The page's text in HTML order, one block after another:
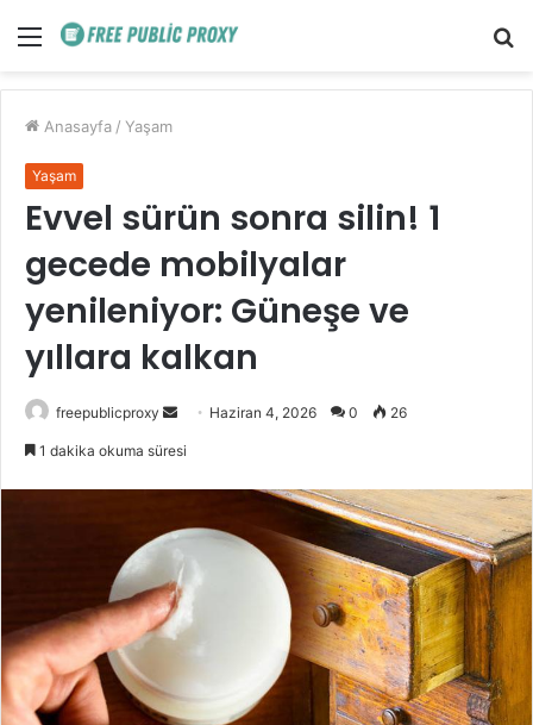
Menü
Anasayfa / Yaşam
Yaşam
Evvel sürün sonra silin! 1
gecede mobilyalar
yenileniyor: Güneşe ve
yıllara kalkan
freepublicproxy
Bir
Haziran 4, 2026 0 26
1 dakika okuma süresi